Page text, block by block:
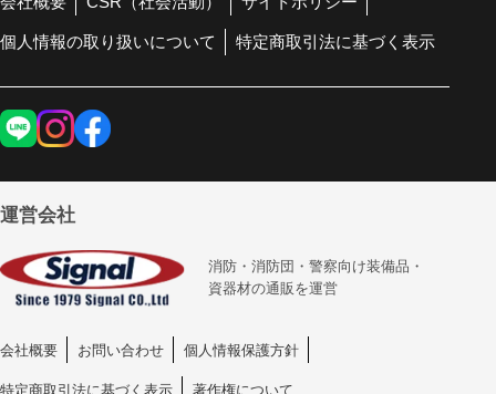
個人情報の取り扱いについて 特定商取引法に基づく表示
運営会社
消防・消防団・警察向け装備品・
資器材の通販を運営
会社概要 お問い合わせ 個人情報保護方針